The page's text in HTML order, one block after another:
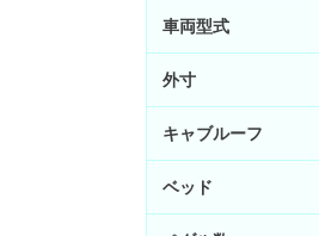
車両型式
外寸
キャブルーフ
ベッド